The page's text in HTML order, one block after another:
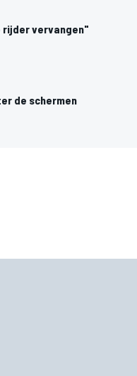
rijder vervangen"
de schermen